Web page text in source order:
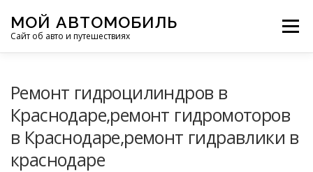
содержимому
МОЙ АВТОМОБИЛЬ
Сайт об авто и путешествиях
Меню
МОТОЦИКЛЫ
Ремонт гидроцилиндров в
Краснодаре,ремонт гидромоторов
в Краснодаре,ремонт гидравлики в
краснодаре